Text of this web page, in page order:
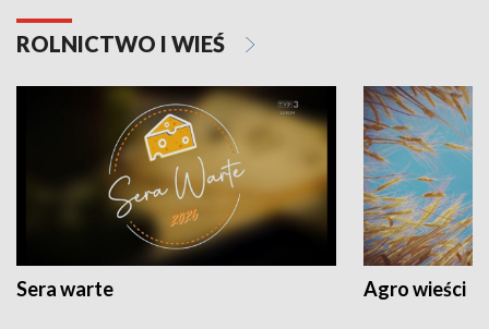
ROLNICTWO I WIEŚ
Sera warte Agro wieści